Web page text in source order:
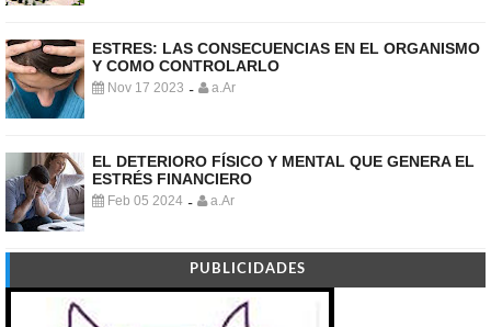
ESTRES: LAS CONSECUENCIAS EN EL ORGANISMO
Y COMO CONTROLARLO
Nov 17 2023 - a.Ar
EL DETERIORO FÍSICO Y MENTAL QUE GENERA EL
ESTRÉS FINANCIERO
Feb 05 2024 - a.Ar
PUBLICIDADES